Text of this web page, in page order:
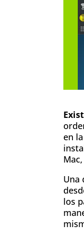
en
Una
los